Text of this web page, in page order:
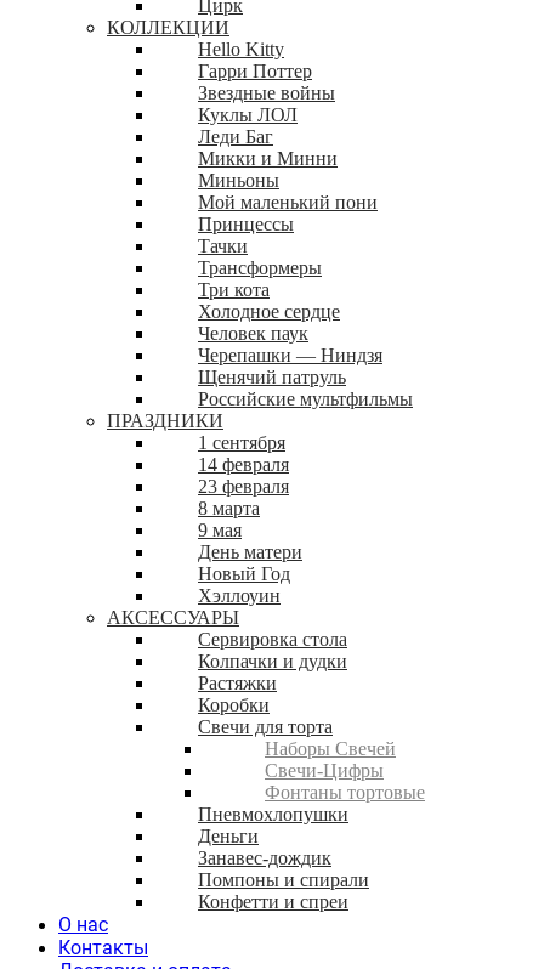
Цирк
КОЛЛЕКЦИИ
Hello Kitty
Гарри Поттер
Звездные войны
Куклы ЛОЛ
Леди Баг
Микки и Минни
Миньоны
Мой маленький пони
Принцессы
Тачки
Трансформеры
Три кота
Холодное сердце
Человек паук
Черепашки — Ниндзя
Щенячий патруль
Российские мультфильмы
ПРАЗДНИКИ
1 сентября
14 февраля
23 февраля
8 марта
9 мая
День матери
Новый Год
Хэллоуин
АКСЕССУАРЫ
Сервировка стола
Колпачки и дудки
Растяжки
Коробки
Свечи для торта
Наборы Свечей
Свечи-Цифры
Фонтаны тортовые
Пневмохлопушки
Деньги
Занавес-дождик
Помпоны и спирали
Конфетти и спреи
О нас
Контакты